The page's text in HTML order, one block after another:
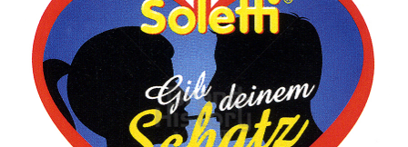
Marken
Konzerne
Epoche